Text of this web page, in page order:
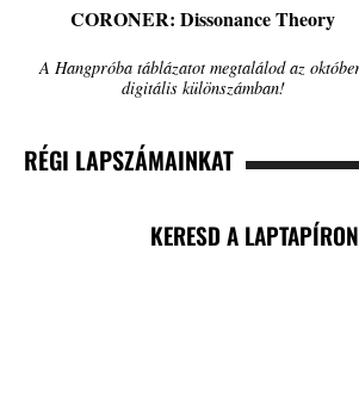
CORONER: Dissonance Theory
A Hangpróba táblázatot megtalálod az
digitális különszámban!
RÉGI LAPSZÁMAINKAT
KERESD A